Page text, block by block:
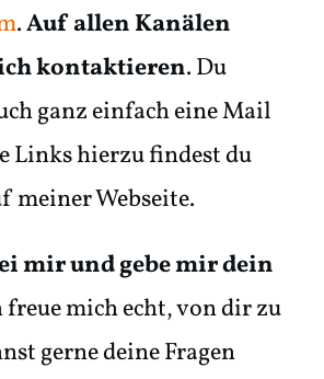
.Auf allen Kanälen
kontaktieren. Du
ganz einfach eine Mail
Links hierzu findest du
meiner Webseite.
mir und gebe mir dein
freue mich echt, von dir zu
gerne deine Fragen